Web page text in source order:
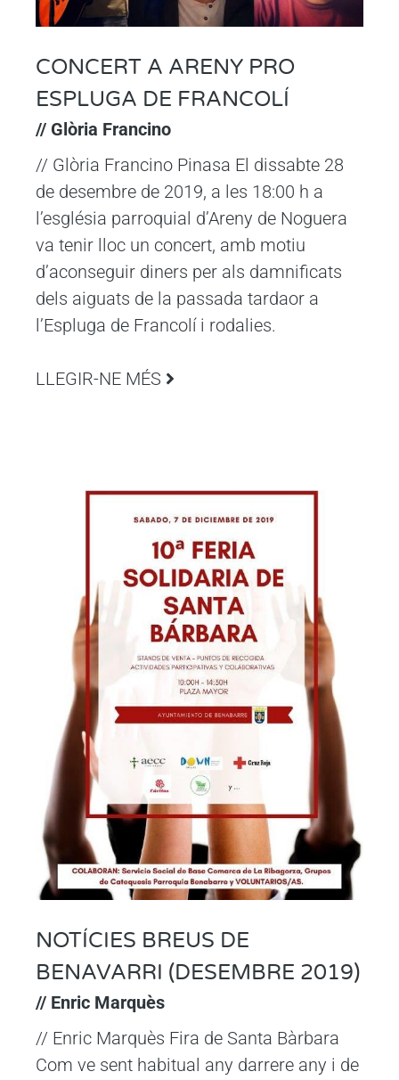
CONCERT A ARENY PRO
ESPLUGA DE FRANCOLÍ
// Glòria Francino
// Glòria Francino Pinasa El dissabte 28
de desembre de 2019, a les 18:00 h a
l’església parroquial d’Areny de Noguera
va tenir lloc un concert, amb motiu
d’aconseguir diners per als damnificats
dels aiguats de la passada tardaor a
l’Espluga de Francolí i rodalies.
LLEGIR-NE MÉS
NOTÍCIES BREUS DE
BENAVARRI (DESEMBRE 2019)
// Enric Marquès
// Enric Marquès Fira de Santa Bàrbara
Com ve sent habitual any darrere any i de